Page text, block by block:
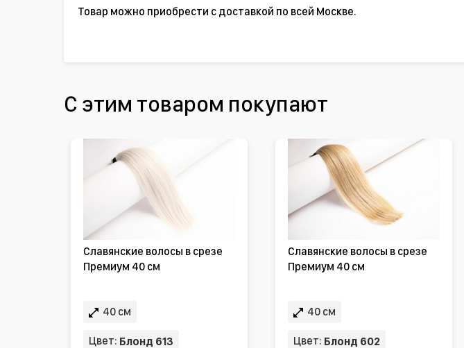
Товар можно приобрести с доставкой по всей Москве.
С этим товаром покупают
Славянские волосы в срезе
Премиум 40 см
40 см
Цвет: Блонд 613
Славянские волосы в срезе
Премиум 40 см
40 см
Цвет: Блонд 602